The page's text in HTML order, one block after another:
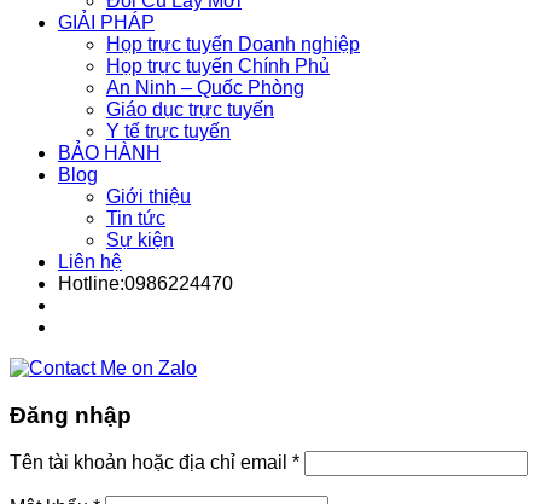
GIẢI PHÁP
Họp trực tuyến Doanh nghiệp
Họp trực tuyến Chính Phủ
An Ninh – Quốc Phòng
Giáo dục trực tuyến
Y tế trực tuyến
BẢO HÀNH
Blog
Giới thiệu
Tin tức
Sự kiện
Liên hệ
Hotline:0986224470
Đăng nhập
Tên tài khoản hoặc địa chỉ email *